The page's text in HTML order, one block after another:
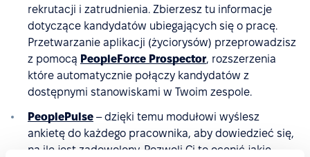
rekrutacji i zatrudnienia. Zbierzesz tu informacje
dotyczące kandydatów ubiegających się o pracę.
Przetwarzanie aplikacji (życiorysów) przeprowadzisz
z pomocą PeopleForce Prospector, rozszerzenia
które automatycznie połączy kandydatów z
dostępnymi stanowiskami w Twoim zespole.
PeoplePulse – dzięki temu modułowi wyślesz
ankietę do każdego pracownika, aby dowiedzieć się,
na ile jest zadowolony. Pozwoli Ci to ocenić jakie